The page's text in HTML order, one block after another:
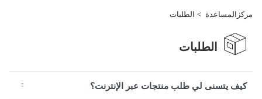
مركزالمساعدة الطلبات
الطلبات
كيف يتسنى لي طلب منتجات عبر الإنترنت؟